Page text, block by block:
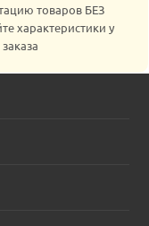
товаров БЕЗ
характеристики у